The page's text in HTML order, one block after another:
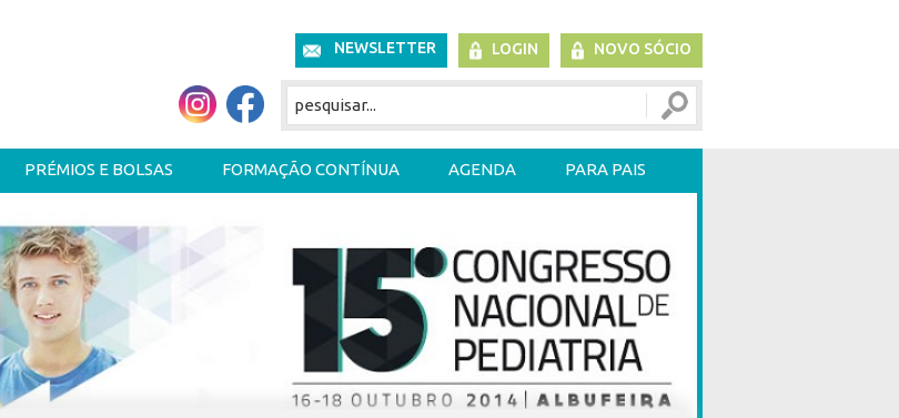
NEWSLETTER LOGIN NOVO SÓCIO
PRÉMIOS E BOLSAS FORMAÇÃO CONTÍNUA AGENDA PARA PAIS